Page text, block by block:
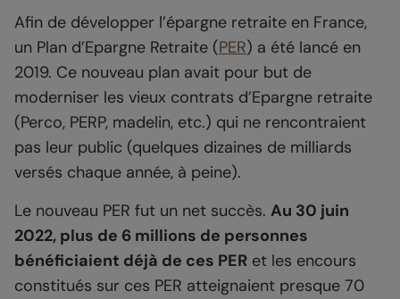
Afin de développer l’épargne retraite en France,
un Plan d’Epargne Retraite (PER) a été lancé en
2019. Ce nouveau plan avait pour but de
moderniser les vieux contrats d’Epargne retraite
(Perco, PERP, madelin, etc.) qui ne rencontraient
pas leur public (quelques dizaines de milliards
versés chaque année, à peine).
Le nouveau PER fut un net succès. Au 30 juin
2022, plus de 6 millions de personnes
bénéficiaient déjà de ces PER et les encours
constitués sur ces PER atteignaient presque 70